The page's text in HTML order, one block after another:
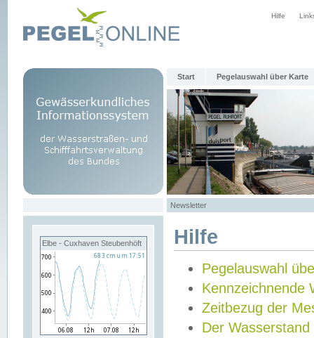
Hilfe
Start Pegelauswahl über Karte
Newsletter
Elbe - Cuxhaven Steubenhöft Hilfe
Pegelauswahl
Kennzeichnende
Zeitbezug der
Der Wasserstand